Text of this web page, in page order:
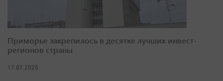
Приморье закрепилось в десятке лучших инвест-
регионов страны
17.07.2026